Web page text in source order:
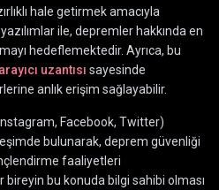
hale getirmek amacıyla
ile, depremler hakkında en
hedeflemektedir. Ayrıca, bu
uzantısı sayesinde
anlık erişim sağlayabilir.
Facebook, Twitter)
bulunarak, deprem güvenliği
faaliyetleri
bu konuda bilgi sahibi olması